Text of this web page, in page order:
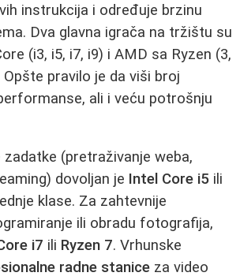
instrukcija i određuje brzinu
Dva glavna igrača na tržištu su
(i3, i5, i7, i9) i AMD sa Ryzen (3,
Opšte pravilo je da viši broj
ali i veću potrošnju
zadatke (pretraživanje weba,
dovoljan je Intel Core i5 ili
klase. Za zahtevnije
ili obradu fotografija,
i7 ili Ryzen 7. Vrhunske
radne stanice za video